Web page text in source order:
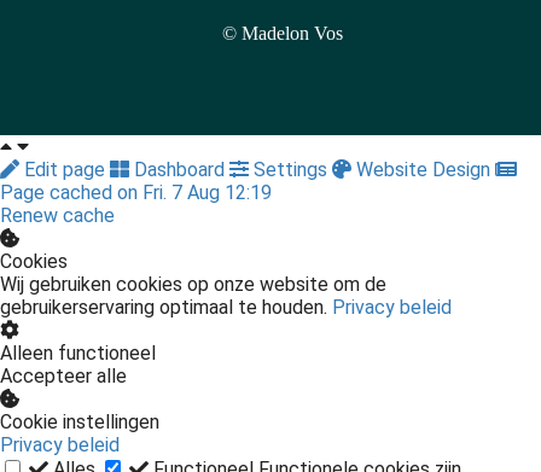
© Madelon Vos
Edit page Dashboard Settings
Website Design
Page cached on Fri. 7 Aug 12:19
Renew cache
Cookies
Wij gebruiken cookies op onze website om de
gebruikerservaring optimaal te houden. Privacy beleid
Alleen functioneel
Accepteer alle
Cookie instellingen
Privacy beleid